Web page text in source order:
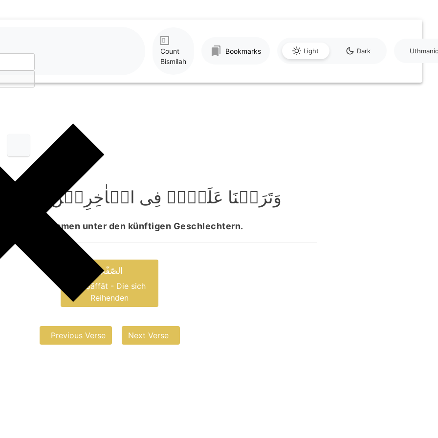
Count
Bismilah
Bookmarks Light Dark Uthmanic
وَتَرَکۡنَا عَلَیۡہِ فِی الۡاٰخِرِیۡنَ ﴿۱۰۹﴾ۖ
seinen Namen unter den künftigen Geschlechtern.
الصّٰٓفّٰتِ
aṣ-Ṣāffāt - Die sich
Reihenden
Previous Verse Next Verse